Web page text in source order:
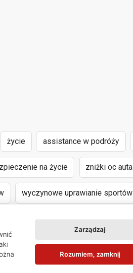
życie assistance w podróży
na życie zniżki oc auta
wyczynowe uprawianie sportów
Zarządzaj
Rozumiem, zamknij